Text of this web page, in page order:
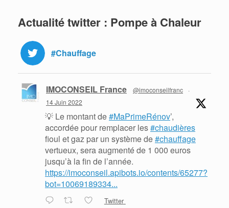
Actualité twitter : Pompe à Chaleur
#Chauffage
IMOCONSEIL France @imoconseilfranc
·
14 Juin 2022
💡 Le montant de#MaPrimeRénov’,
accordée pour remplacer les#chaudières
fioul et gaz par un système de#chauffage
vertueux, sera augmenté de 1 000 euros
jusqu’à la fin de l’année.
https://imoconseil.apibots.io/contents/65277?
bot=10069189334...
Twitter